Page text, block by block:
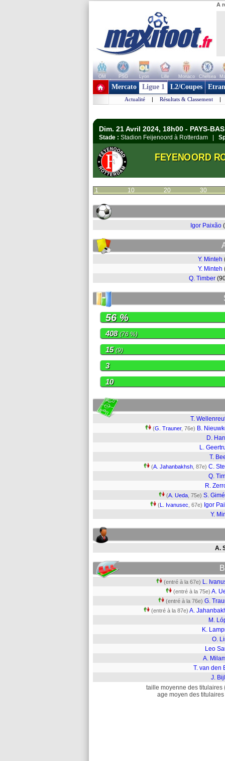
A
OM PSG Lyon Lille Monaco Chelsea
+ de clubs
Mercato Ligue 1 L2/Coupes
Actualité | Résultats & Classement |
Dim. 21 Avril 2024, 18h00 - PAYS-
Stade : Stadion Feijenoord à Rotterdam |
FEYENOORD
1 10 20 30
Igor Paixão
Y. Minteh
Y. Minteh
Q. Timber
56 %
408(76 %)
15(9)
3
10
T.
(G. Trauner, 76e) B.
D.
L.
T.
(A. Jahanbakhsh , 87e) C.
Q.
R.
(A. Ueda , 75e) S.
(L. Ivanusec , 67e) Igor
Y.
A.
(entré à la 67e) L.
(entré à la 75e) A.
(entré à la 76e) G.
(entré à la 87e) A.
M.
K.
O.
Leo
A.
T. van den
J.
taille moyenne des titulaires
age moyen des titulaires